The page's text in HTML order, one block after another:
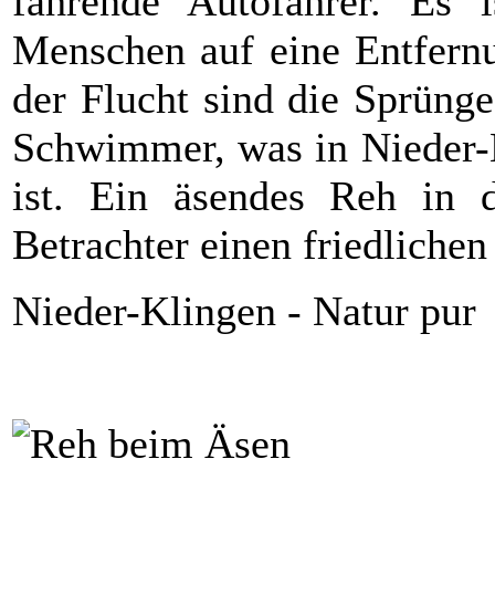
Menschen auf eine
der Flucht sind die
Schwimmer, was in
ist. Ein äsendes Reh in
Betrachter einen
Nieder-Klingen - Natur pur